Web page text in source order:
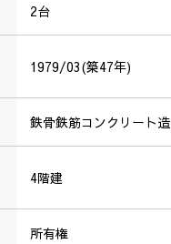
2台
1979/03(築47年)
鉄骨鉄筋コンクリート造
4階建
所有権